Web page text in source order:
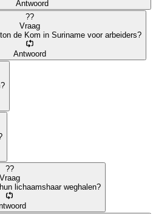
Antwoord
??
Vraag
de Kom in Suriname voor arbeiders?
Antwoord
??
Vraag
lichaamshaar weghalen?